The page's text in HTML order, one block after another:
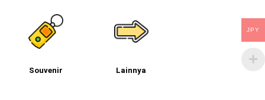
Souvenir Lainnya
JPY